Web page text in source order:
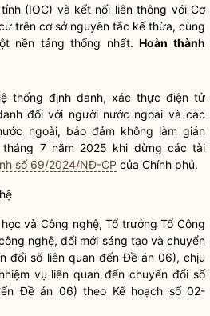
(IOC) và kết nối liên thông với Cơ
trên cơ sở nguyên tắc kế thừa, cùng
nền tảng thống nhất.Hoàn thành
thống định danh, xác thực điện tử
đối với người nước ngoài và các
ngoài, bảo đảm không làm gián
7 năm 2025 khi dừng các tài
số 69/2024/NĐ-CP của Chính phủ.
học và Công nghệ, Tổ trưởng TổCông
nghệ, đổi mới sáng tạo và chuyển
đổi số liên quan đến Đề án 06), chịu
vụ liên quan đến chuyển đổi số
Đề án 06) theo Kế hoạch số 02-